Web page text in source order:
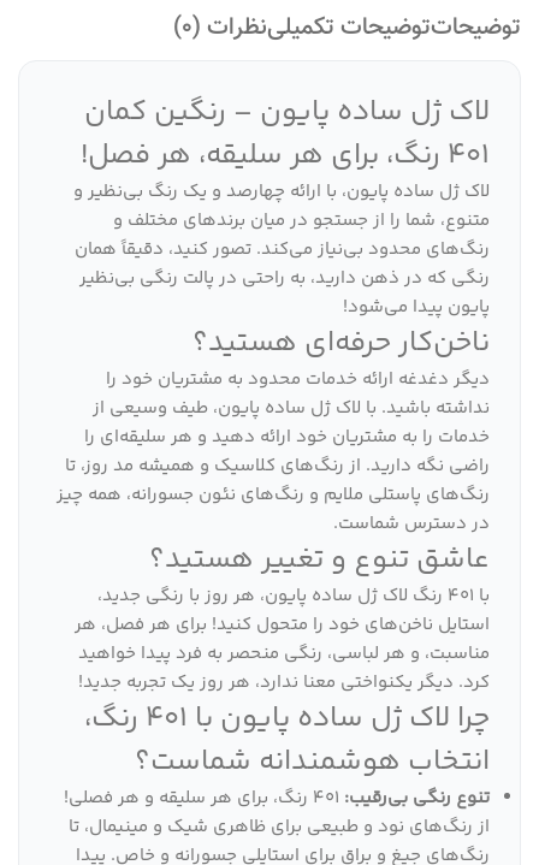
توضیحاتتوضیحات تکمیلینظرات (0)
لاک ژل ساده پایون – رنگین کمان
401 رنگ، برای هر سلیقه، هر فصل!
لاک ژل ساده پایون، با ارائه چهارصد و یک رنگ بی‌نظیر و
متنوع، شما را از جستجو در میان برندهای مختلف و
رنگ‌های محدود بی‌نیاز می‌کند. تصور کنید، دقیقاً همان
رنگی که در ذهن دارید، به راحتی در پالت رنگی بی‌نظیر
پایون پیدا می‌شود!
ناخن‌کار حرفه‌ای هستید؟
دیگر دغدغه ارائه خدمات محدود به مشتریان خود را
نداشته باشید. با لاک ژل ساده پایون، طیف وسیعی از
خدمات را به مشتریان خود ارائه دهید و هر سلیقه‌ای را
راضی نگه دارید. از رنگ‌های کلاسیک و همیشه مد روز، تا
رنگ‌های پاستلی ملایم و رنگ‌های نئون جسورانه، همه چیز
در دسترس شماست.
عاشق تنوع و تغییر هستید؟
با 401 رنگ لاک ژل ساده پایون، هر روز با رنگی جدید،
استایل ناخن‌های خود را متحول کنید! برای هر فصل، هر
مناسبت، و هر لباسی، رنگی منحصر به فرد پیدا خواهید
کرد. دیگر یکنواختی معنا ندارد، هر روز یک تجربه جدید!
چرا لاک ژل ساده پایون با 401 رنگ،
انتخاب هوشمندانه شماست؟
تنوع رنگی بی‌رقیب:
401 رنگ، برای هر سلیقه و هر فصلی!
از رنگ‌های نود و طبیعی برای ظاهری شیک و مینیمال، تا
رنگ‌های جیغ و براق برای استایلی جسورانه و خاص. پیدا